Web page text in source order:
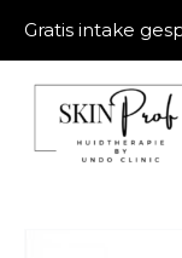
Gratis intake